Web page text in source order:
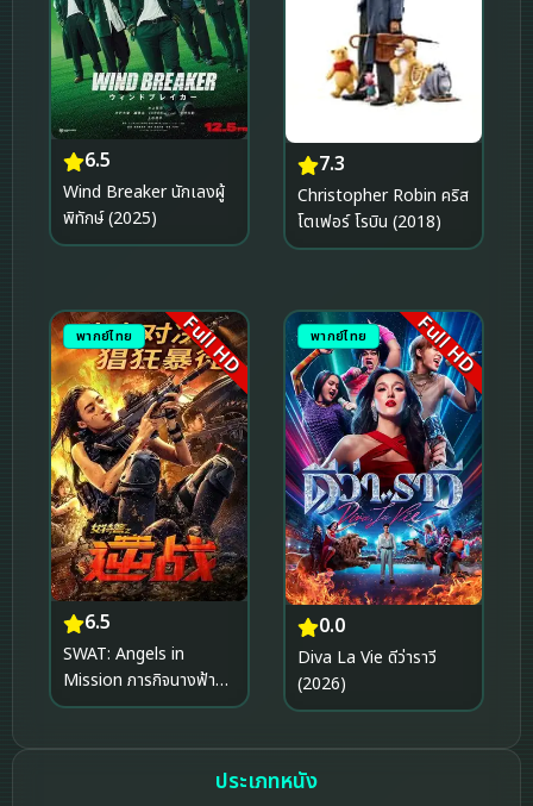
6.5
Wind Breaker นักเลงผู้
พิทักษ์ (2025)
7.3
Christopher Robin คริส
โตเฟอร์ โรบิน (2018)
พากย์ไทย Full HD
6.5
SWAT: Angels in
Mission ภารกิจนางฟ้า
หน่วยสวาท (2024)
พากย์ไทย Full HD
0.0
Diva La Vie ดีว่าราวี
(2026)
ประเภทหนัง